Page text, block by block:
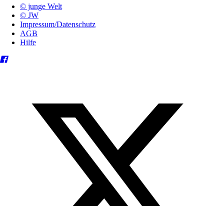
© junge Welt
© JW
Impressum/Datenschutz
AGB
Hilfe